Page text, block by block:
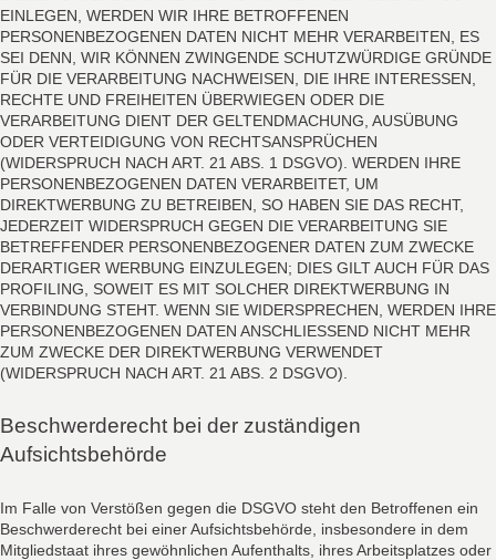
EINLEGEN, WERDEN WIR IHRE BETROFFENEN
PERSONENBEZOGENEN DATEN NICHT MEHR VERARBEITEN, ES
SEI DENN, WIR KÖNNEN ZWINGENDE SCHUTZWÜRDIGE GRÜNDE
FÜR DIE VERARBEITUNG NACHWEISEN, DIE IHRE INTERESSEN,
RECHTE UND FREIHEITEN ÜBERWIEGEN ODER DIE
VERARBEITUNG DIENT DER GELTENDMACHUNG, AUSÜBUNG
ODER VERTEIDIGUNG VON RECHTSANSPRÜCHEN
(WIDERSPRUCH NACH ART. 21 ABS. 1 DSGVO). WERDEN IHRE
PERSONENBEZOGENEN DATEN VERARBEITET, UM
DIREKTWERBUNG ZU BETREIBEN, SO HABEN SIE DAS RECHT,
JEDERZEIT WIDERSPRUCH GEGEN DIE VERARBEITUNG SIE
BETREFFENDER PERSONENBEZOGENER DATEN ZUM ZWECKE
DERARTIGER WERBUNG EINZULEGEN; DIES GILT AUCH FÜR DAS
PROFILING, SOWEIT ES MIT SOLCHER DIREKTWERBUNG IN
VERBINDUNG STEHT. WENN SIE WIDERSPRECHEN, WERDEN IHRE
PERSONENBEZOGENEN DATEN ANSCHLIESSEND NICHT MEHR
ZUM ZWECKE DER DIREKTWERBUNG VERWENDET
(WIDERSPRUCH NACH ART. 21 ABS. 2 DSGVO).
Beschwerderecht bei der zuständigen
Aufsichtsbehörde
Im Falle von Verstößen gegen die DSGVO steht den Betroffenen ein
Beschwerderecht bei einer Aufsichtsbehörde, insbesondere in dem
Mitgliedstaat ihres gewöhnlichen Aufenthalts, ihres Arbeitsplatzes oder